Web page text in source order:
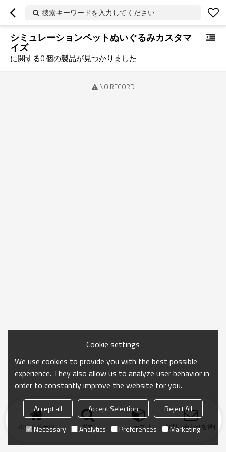
捜索キーワードを入力してください
シミュレーションペットぬいぐるみカスタマ
イズ
に関する0個の製品が見つかりました
NO RECORD
ホームページ 探す カテゴリ お問い合わせを送信
Cookie settings
We use cookies to provide you with the best possible
experience. They also allow us to analyze user behavior in
order to constantly improve the website for you.
Accept all Accept Selection
Reject All
Necessary
Analytics Preferences Marketing